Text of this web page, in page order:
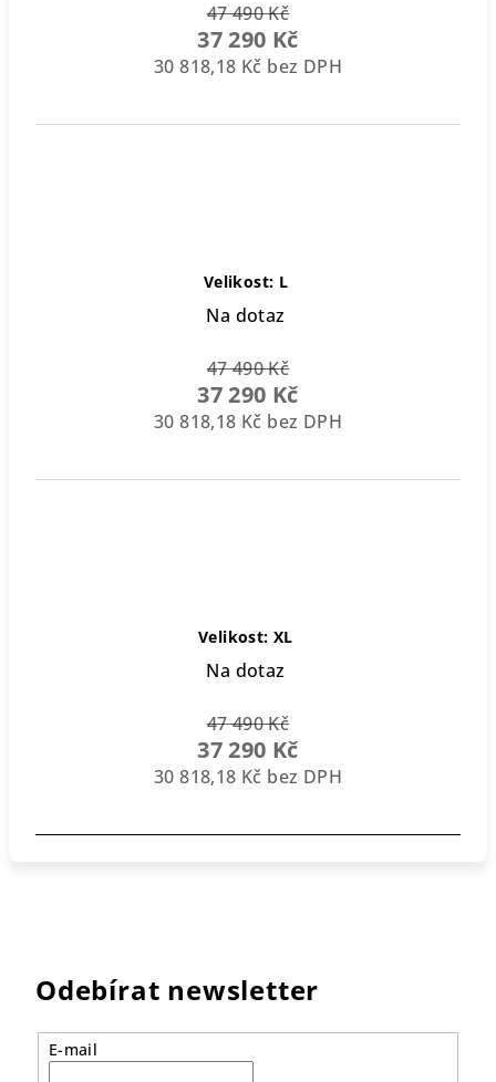
47 490 Kč
37 290 Kč
30 818,18 Kč bez DPH
Velikost: L
Na dotaz
47 490 Kč
37 290 Kč
30 818,18 Kč bez DPH
Velikost: XL
Na dotaz
47 490 Kč
37 290 Kč
30 818,18 Kč bez DPH
Odebírat newsletter
E-mail